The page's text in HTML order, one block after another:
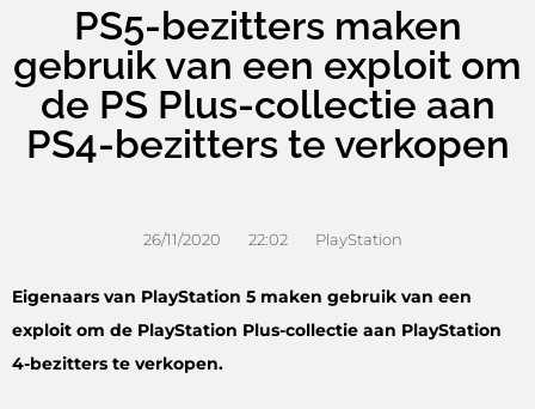
PS5-bezitters maken
gebruik van een exploit om
de PS Plus-collectie aan
PS4-bezitters te verkopen
26/11/2020 22:02 PlayStation
Eigenaars van PlayStation 5 maken gebruik van een
exploit om de PlayStation Plus-collectie aan PlayStation
4-bezitters te verkopen.